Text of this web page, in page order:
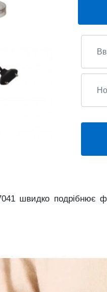
швидко подрібнює